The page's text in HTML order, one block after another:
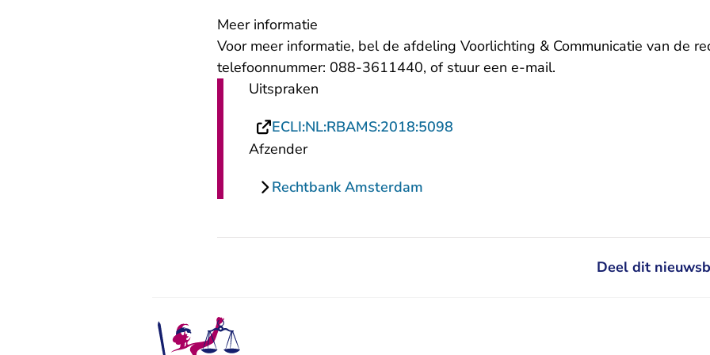
Meer informatie
Voor meer informatie, bel de afdeling Voorlichting & Communicatie van de
telefoonnummer: 088-3611440, of stuur een e-mail- U verlaat Rechtspraak.nl
.
Uitspraken
ECLI:NL:RBAMS:2018:5098
Afzender
Rechtbank Amsterdam
Deel dit